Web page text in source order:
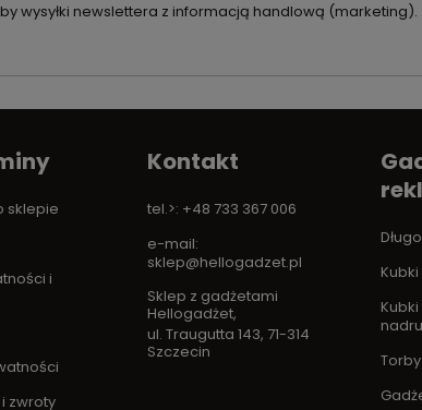
wysyłki newslettera z informacją handlową (marketing).
sklepie
i
zwroty
Kontakt
tel.>: +48 733 367 006
e-mail:
sklep@hellogadzet.pl
Sklep z gadżetami
Hellogadżet,
ul. Traugutta 143, 71-314
Szczecin